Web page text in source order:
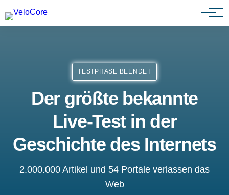
Partnerprogramm
TESTPHASE BEENDET
Der größte bekannte
Live-Test in der
Geschichte des Internets
2.000.000 Artikel und 54 Portale verlassen das
Web